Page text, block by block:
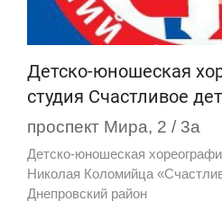
Детско-юношеская
студия Счастливое
проспект Мира, 2 / 3а
Детско-юношеская
Николая Коломийца
Днепровский район